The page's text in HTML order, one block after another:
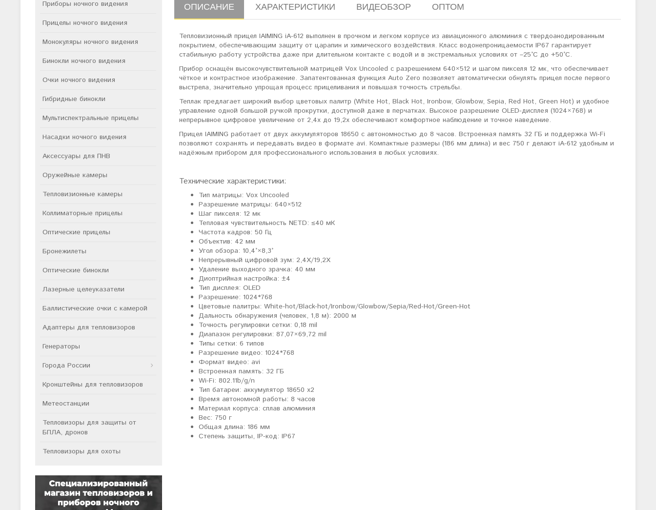
Приборы ночного видения
Прицелы ночного видения
Монокуляры ночного видения
Бинокли ночного видения
Очки ночного видения
Гибридные бинокли
Мультиспектральные прицелы
Насадки ночного видения
Аксессуары для ПНВ
Оружейные камеры
Тепловизионные камеры
Коллиматорные прицелы
Оптические прицелы
Бронежилеты
Оптические бинокли
Лазерные целеуказатели
Баллистические очки с камерой
Адаптеры для тепловизоров
Генераторы
Города России
Кронштейны для тепловизоров
Метеостанции
Тепловизоры для защиты от
БПЛА, дронов
Тепловизоры для охоты
ОПИСАНИЕ ХАРАКТЕРИСТИКИ ВИДЕОБЗОР ОПТОМ
Тепловизионный прицел IAIMING iA-612 выполнен в прочном и легком корпусе из авиационного алюминия с твердоанодированным
покрытием, обеспечивающим защиту от царапин и химического воздействия. Класс водонепроницаемости IP67 гарантирует
стабильную работу устройства даже при длительном контакте с водой и в экстремальных условиях от –25°C до +50°C.
Прибор оснащён высокочувствительной матрицей Vox Uncooled с разрешением 640×512 и шагом пикселя 12 мк, что обеспечивает
чёткое и контрастное изображение. Запатентованная функция Auto Zero позволяет автоматически обнулять прицел после первого
выстрела, значительно упрощая процесс прицеливания и повышая точность стрельбы.
Теплак предлагает широкий выбор цветовых палитр (White Hot, Black Hot, Ironbow, Glowbow, Sepia, Red Hot, Green Hot) и удобное
управление одной большой ручкой прокрутки, доступной даже в перчатках. Высокое разрешение OLED-дисплея (1024×768) и
непрерывное цифровое увеличение от 2,4x до 19,2x обеспечивают комфортное наблюдение и точное наведение.
Прицел IAIMING работает от двух аккумуляторов 18650 с автономностью до 8 часов. Встроенная память 32 ГБ и поддержка Wi-Fi
позволяют сохранять и передавать видео в формате avi. Компактные размеры (186 мм длина) и вес 750 г делают iA-612 удобным и
надёжным прибором для профессионального использования в любых условиях.
Технические характеристики:
Тип матрицы: Vox Uncooled
Разрешение матрицы: 640×512
Шаг пикселя: 12 мк
Тепловая чувствительность NETD: ≤40 мК
Частота кадров: 50 Гц
Объектив: 42 мм
Угол обзора: 10,4°×8,3°
Непрерывный цифровой зум: 2,4X/19,2X
Удаление выходного зрачка: 40 мм
Диоптрийная настройка: ±4
Тип дисплея: OLED
Разрешение: 1024*768
Цветовые палитры: White-hot/Black-hot/Ironbow/Glowbow/Sepia/Red-Hot/Green-Hot
Дальность обнаружения (человек, 1,8 м): 2000 м
Точность регулировки сетки: 0,18 mil
Диапазон регулировки: 87,07×69,72 mil
Типы сетки: 6 типов
Разрешение видео: 1024*768
Формат видео: avi
Встроенная память: 32 ГБ
Wi-Fi: 802.11b/g/n
Тип батареи: аккумулятор 18650 x2
Время автономной работы: 8 часов
Материал корпуса: сплав алюминия
Вес: 750 г
Общая длина: 186 мм
Степень защиты, IP-код: IP67